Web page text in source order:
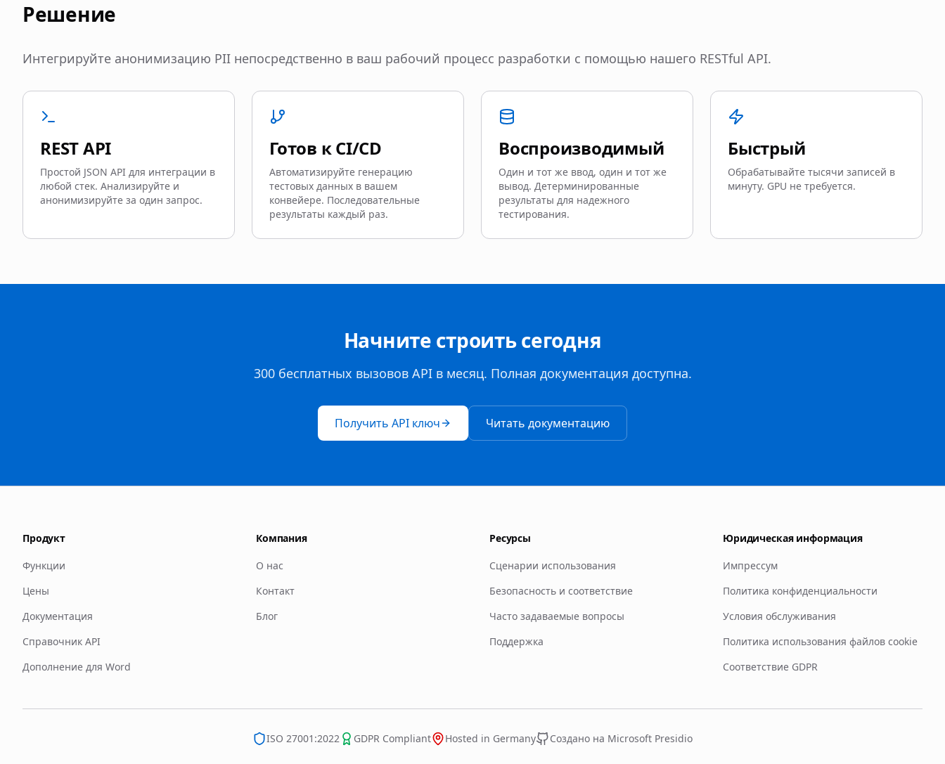
Решение
Интегрируйте анонимизацию PII непосредственно в ваш рабочий процесс разработки с помощью нашего RESTful API.
REST API
Простой JSON API для интеграции в
любой стек. Анализируйте и
анонимизируйте за один запрос.
Готов к CI/CD
Автоматизируйте генерацию
тестовых данных в вашем
конвейере. Последовательные
результаты каждый раз.
Воспроизводимый
Один и тот же ввод, один и тот же
вывод. Детерминированные
результаты для надежного
тестирования.
Быстрый
Обрабатывайте тысячи записей в
минуту. GPU не требуется.
Начните строить сегодня
300 бесплатных вызовов API в месяц. Полная документация доступна.
Получить API ключ Читать документацию
Продукт
Функции
Цены
Документация
Справочник API
Дополнение для Word
Компания
О нас
Контакт
Блог
Ресурсы
Сценарии использования
Безопасность и соответствие
Часто задаваемые вопросы
Поддержка
Юридическая информация
Импрессум
Политика конфиденциальности
Условия обслуживания
Политика использования файлов cookie
Соответствие GDPR
ISO 27001:2022 GDPR Compliant Hosted in Germany Создано на Microsoft Presidio